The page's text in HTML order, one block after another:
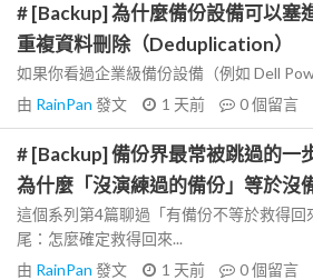
# [Backup] 為什麼備份設備可以塞
重複資料刪除（Deduplication）
如果你看過企業級備份設備（例如 Dell
由 RainPan 發文 1 天前 0個留言
# [Backup] 備份界最常被跳過的一
為什麼「沒演練過的備份」等於沒
這個系列第4篇聊過「有備份不等於救得
尾：怎麼確定救得回來...
由 RainPan 發文 1 天前 0個留言